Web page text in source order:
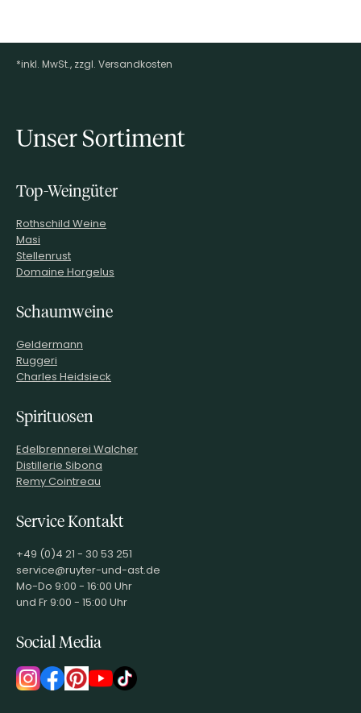
Footer-Menü
*inkl. MwSt., zzgl. Versandkosten
Unser Sortiment
Top-Weingüter
Rothschild Weine
Masi
Stellenrust
Domaine Horgelus
Schaumweine
Geldermann
Ruggeri
Charles Heidsieck
Spirituosen
Edelbrennerei Walcher
Distillerie Sibona
Remy Cointreau
Service Kontakt
+49 (0)4 21 - 30 53 251
service@ruyter-und-ast.de
Mo-Do 9:00 - 16:00 Uhr
und Fr 9:00 - 15:00 Uhr
Social Media